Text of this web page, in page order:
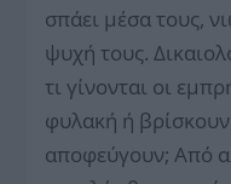
σπάει μέσα τους,
ψυχή τους.
τι γίνονται οι
φυλακή ή
αποφεύγουν; Από